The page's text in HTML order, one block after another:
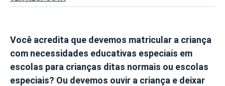
Você acredita que devemos matricular a criança
com necessidades educativas especiais em
escolas para crianças ditas normais ou escolas
especiais? Ou devemos ouvir a criança e deixar